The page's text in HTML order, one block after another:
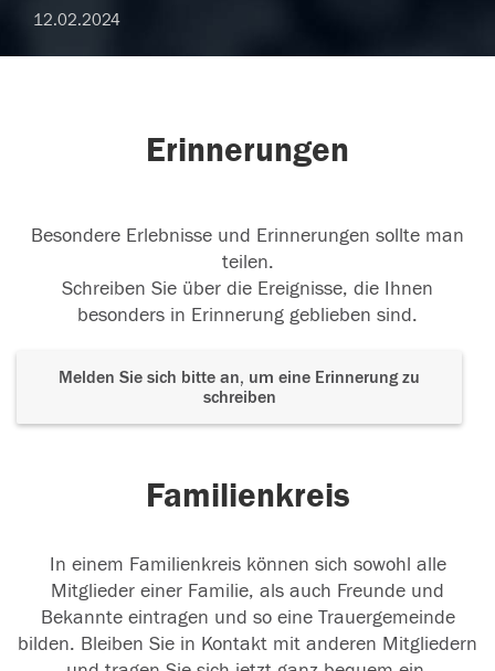
12.02.2024
Erinnerungen
Besondere Erlebnisse und Erinnerungen sollte man
teilen.
Schreiben Sie über die Ereignisse, die Ihnen
besonders in Erinnerung geblieben sind.
Melden Sie sich bitte an, um eine Erinnerung zu
schreiben
Familienkreis
In einem Familienkreis können sich sowohl alle
Mitglieder einer Familie, als auch Freunde und
Bekannte eintragen und so eine Trauergemeinde
bilden. Bleiben Sie in Kontakt mit anderen Mitgliedern